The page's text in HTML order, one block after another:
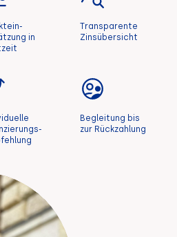
in
Transparente
Zinsübersicht
Begleitung bis
zur Rückzahlung